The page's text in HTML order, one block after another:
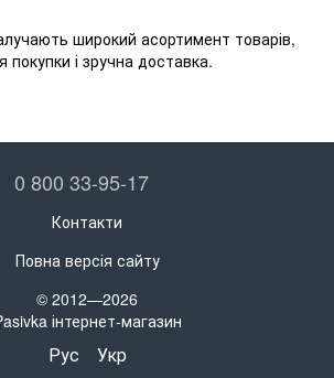
широкий асортимент товарів,
і зручна доставка.
0 800 33-95-17
Контакти
Повна версія сайту
© 2012—2026
інтернет-магазин
Рус Укр